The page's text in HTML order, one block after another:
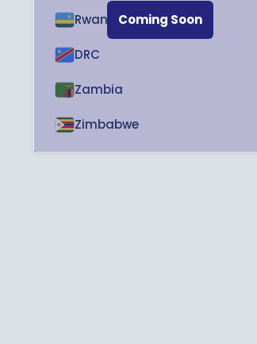
Coming Soon
Rwanda
DRC
Zambia
Zimbabwe